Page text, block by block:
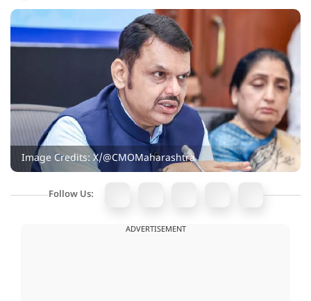
Image Credits: X/@CMOMaharashtra
Follow Us:
ADVERTISEMENT